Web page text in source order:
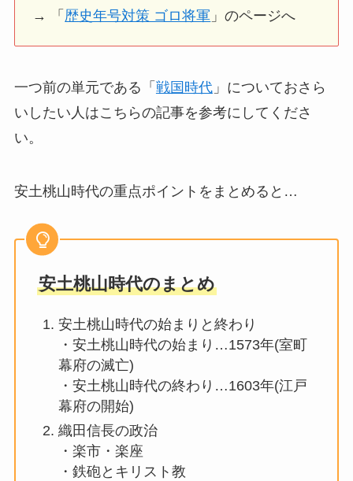
→ 「 歴史年号対策 ゴロ将軍 」のページへ
一つ前の単元である「 戦国時代」についておさら
いしたい人はこちらの記事を参考にしてくださ
い。
安土桃山時代の重点ポイントをまとめると…
安土桃山時代のまとめ
安土桃山時代の始まりと終わり
・安土桃山時代の始まり…1573年(室町
幕府の滅亡)
・安土桃山時代の終わり…1603年(江戸
幕府の開始)
織田信長の政治
・楽市・楽座
・鉄砲とキリスト教